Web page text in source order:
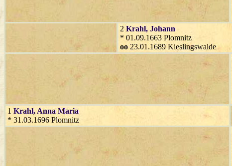
2 Krahl, Johann
* 01.09.1663 Plomnitz
oo 23.01.1689 Kieslingswalde
1 Krahl, Anna Maria
* 31.03.1696 Plomnitz